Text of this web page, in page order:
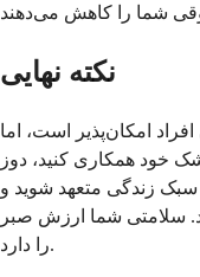
نکته نهایی
امکان‌پذیر است، اما
خود همکاری کنید، دوز
سبک زندگی متعهد شوید و
سلامتی شما ارزش صبر
را دارد.